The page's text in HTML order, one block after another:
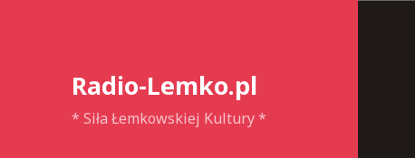
Radio-Lemko.pl
* Siła Łemkowskiej Kultury *